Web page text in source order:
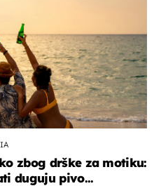
zbog drške za motiku:
duguju pivo...